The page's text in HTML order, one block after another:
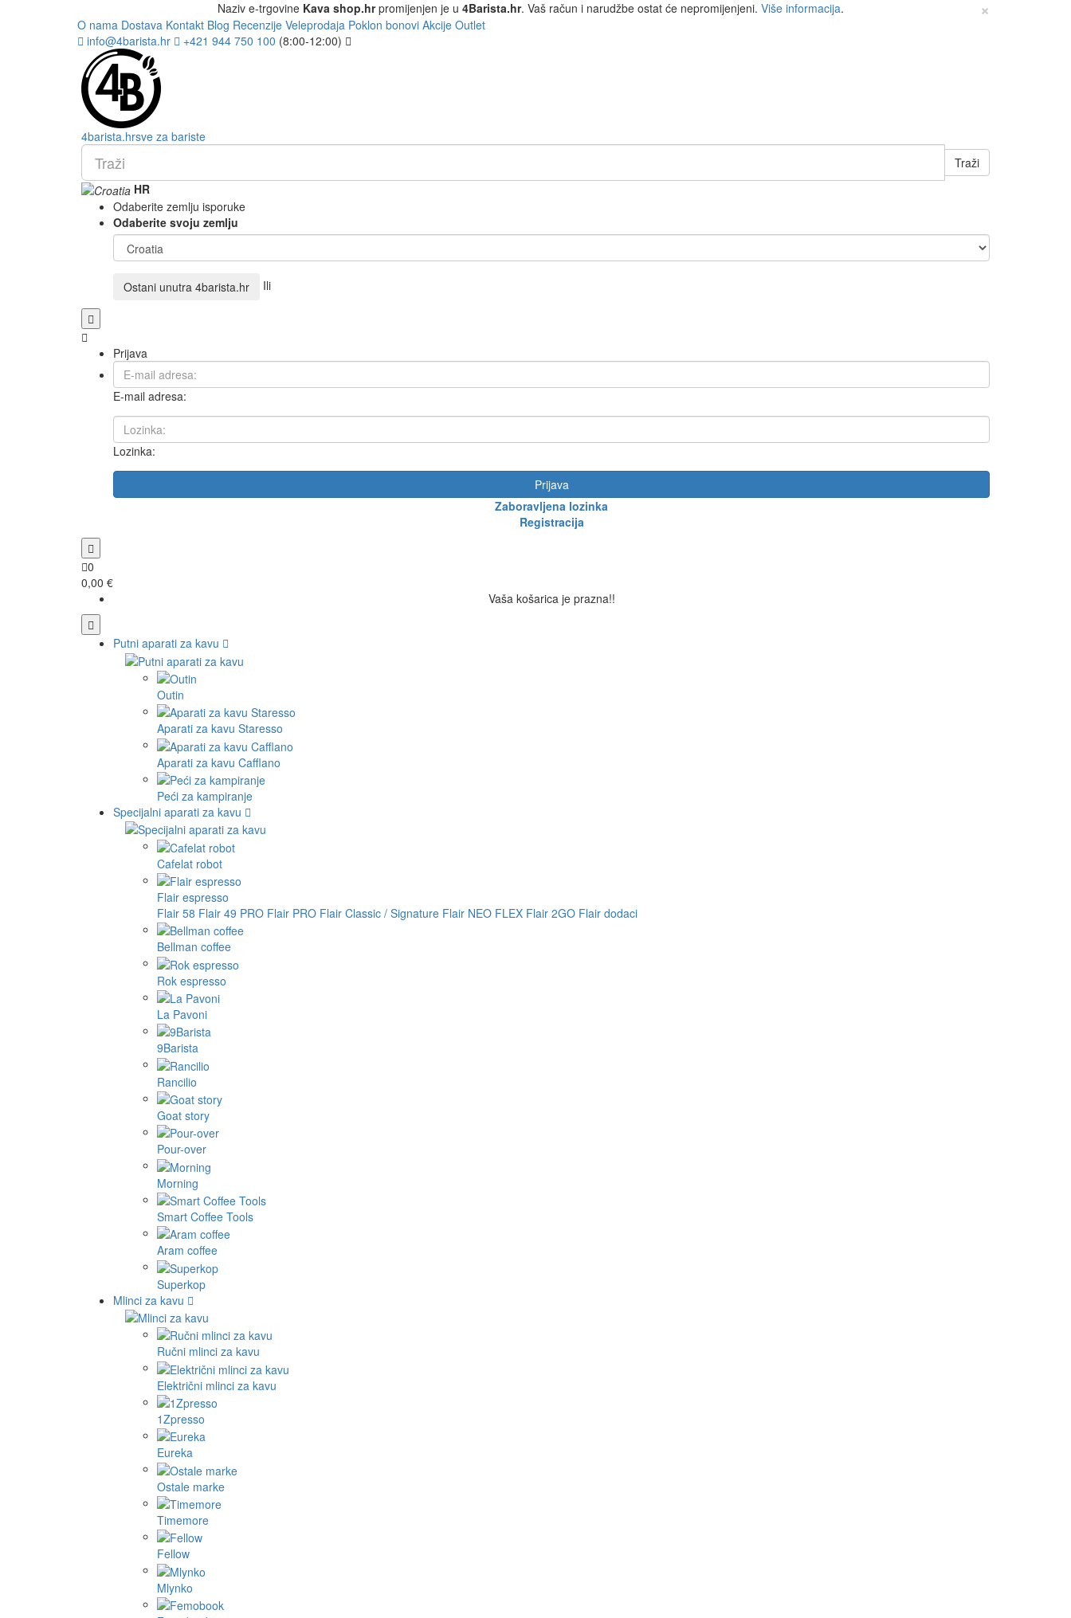
Naziv e-trgovine Kava shop.hrpromijenjen je u 4Barista.hr. Vaš račun i narudžbe ostat će nepromijenjeni. Više informacija. ×
O nama Dostava Kontakt Blog Recenzije Veleprodaja Poklon bonovi Akcije Outlet
info@4barista.hr
+421 944 750 100 (8:00-12:00)
4barista.hrsve za bariste
Traži
HR
Odaberite zemlju isporuke
Odaberite svoju zemlju
Ostani unutra 4barista.hr Ili
Prijava
E-mail adresa:
Lozinka:
Prijava
Zaboravljena lozinka
Registracija
0
0,00 €
Vaša košarica je prazna!!
Putni aparati za kavu
Outin
Aparati za kavu Staresso
Aparati za kavu Cafflano
Peći za kampiranje
Specijalni aparati za kavu
Cafelat robot
Flair espresso
Flair 58 Flair 49 PRO Flair PRO Flair Classic / Signature Flair NEO FLEX Flair 2GO Flair dodaci
Bellman coffee
Rok espresso
La Pavoni
9Barista
Rancilio
Goat story
Pour-over
Morning
Smart Coffee Tools
Aram coffee
Superkop
Mlinci za kavu
Ručni mlinci za kavu
Električni mlinci za kavu
1Zpresso
Eureka
Ostale marke
Timemore
Fellow
Mlynko